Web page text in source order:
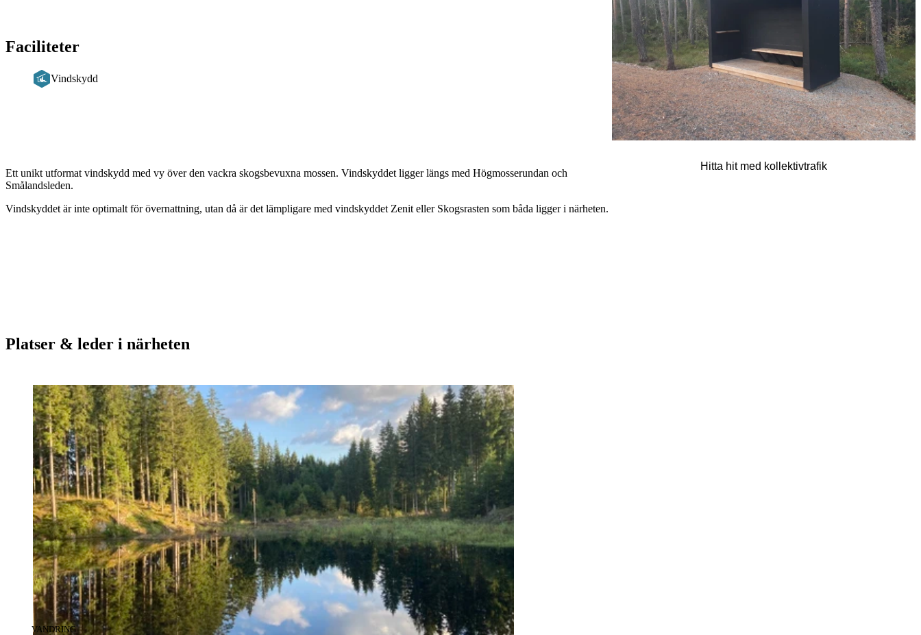
Faciliteter
Vindskydd
Ett unikt utformat vindskydd med vy över den vackra skogsbevuxna mossen. Vindskyddet ligger längs med Högmosserundan och
Smålandsleden.
Vindskyddet är inte optimalt för övernattning, utan då är det lämpligare med vindskyddet Zenit eller Skogsrasten som båda ligger i närheten.
Platser & leder i närheten
KATEGORI:
VANDRING
Hitta hit med kollektivtrafik